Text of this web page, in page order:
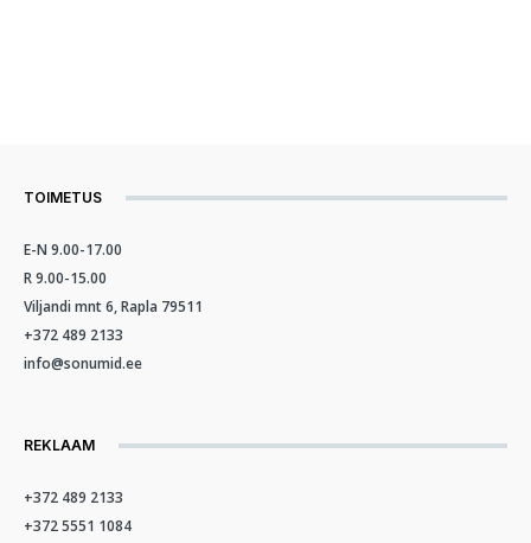
TOIMETUS
E-N 9.00-17.00
R 9.00-15.00
Viljandi mnt 6, Rapla 79511
+372 489 2133
info@sonumid.ee
REKLAAM
+372 489 2133
+372 5551 1084